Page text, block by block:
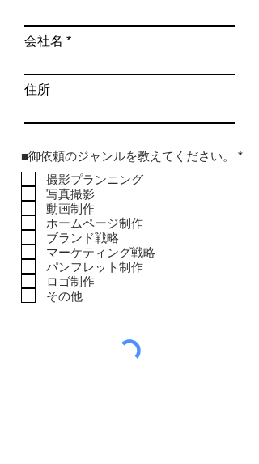
会社名
住所
■御依頼のジャンルを教えてください。 *必
撮影プランニング
写真撮影
動画制作
ホームページ制作
ブランド戦略
マーケティング戦略
パンフレット制作
ロゴ制作
その他